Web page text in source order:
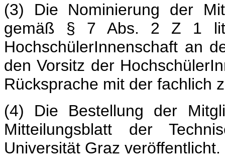
(3) Die Nominierung der
gemäß § 7 Abs. 2 Z 1 lit
HochschülerInnenschaft an
den Vorsitz der
Rücksprache mit der fachlich
(4) Die Bestellung der
Mitteilungsblatt der
Universität Graz veröffentlicht.